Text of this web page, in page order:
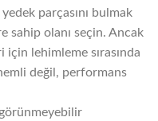
parçasını bulmak
sahip olanı seçin. Ancak
lehimleme sırasında
değil, performans